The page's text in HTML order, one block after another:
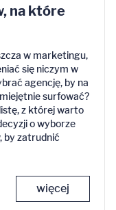
na które
w marketingu,
się niczym w
agencję, by na
surfować?
z której warto
o wyborze
by zatrudnić
więcej